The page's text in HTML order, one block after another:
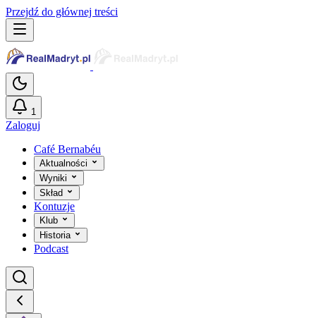
Przejdź do głównej treści
1
Zaloguj
Café Bernabéu
Aktualności
Wyniki
Skład
Kontuzje
Klub
Historia
Podcast